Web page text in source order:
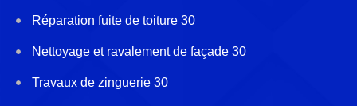
Réparation fuite de toiture 30
Nettoyage et ravalement de façade 30
Travaux de zinguerie 30